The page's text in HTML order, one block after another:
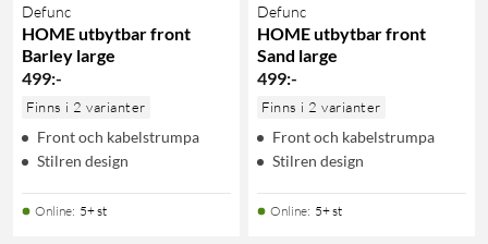
Defunc
HOME utbytbar front
Barley large
499:-
Finns i 2 varianter
Front och kabelstrumpa
Stilren design
Online: 5+ st
Defunc
HOME utbytbar front
Sand large
499:-
Finns i 2 varianter
Front och kabelstrumpa
Stilren design
Online: 5+ st